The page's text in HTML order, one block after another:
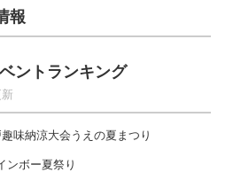
報
ントランキング
味納涼大会うえの夏まつり
ンボー夏祭り